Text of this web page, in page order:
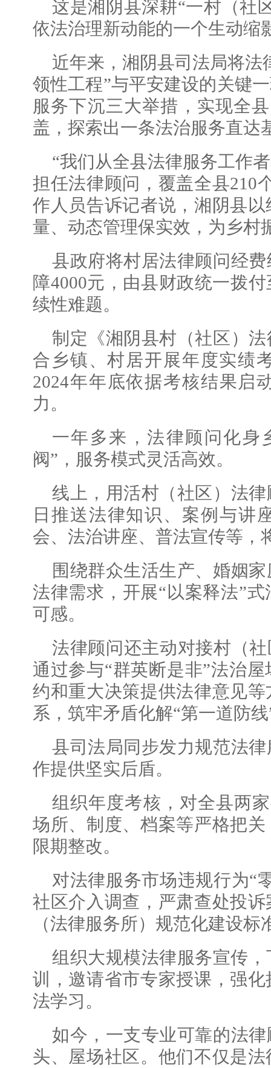
这是湘阴县深耕“一村（社
依法治理新动能的一个生动缩
近年来，湘阴县司法局将法
领性工程”与平安建设的关键
服务下沉三大举措，实现全
盖，探索出一条法治服务直达
“我们从全县法律服务工作
担任法律顾问，覆盖全县210
作人员告诉记者说，湘阴县
量、动态管理保实效，为乡村
县政府将村居法律顾问经
障4000元，由县财政统一拨
续性难题。
制定《湘阴县村（社区）
合乡镇、村居开展年度实绩
2024年年底依据考核结果启
力。
一年多来，法律顾问化身
阀”，服务模式灵活高效。
线上，用活村（社区）法
日推送法律知识、案例与讲
会、法治讲座、普法宣传等，
围绕群众生活生产、婚姻
法律需求，开展“以案释法”
可感。
法律顾问还主动对接村（
通过参与“群英断是非”法治
约和重大决策提供法律意见
系，筑牢矛盾化解“第一道防
县司法局同步发力规范法
作提供坚实后盾。
组织年度考核，对全县两
场所、制度、档案等严格把
限期整改。
对法律服务市场违规行为“
社区介入调查，严肃查处投
（法律服务所）规范化建设
组织大规模法律服务宣传
训，邀请省市专家授课，强
法学习。
如今，一支专业可靠的法
头、屋场社区。他们不仅是